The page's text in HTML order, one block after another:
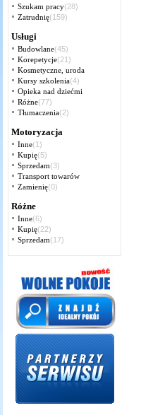
Szukam pracy(28)
Zatrudnię(159)
Usługi
Budowlane(45)
Korepetycje(21)
Kosmetyczne, uroda
Kursy szkolenia(4)
Opieka nad dziećmi
Różne(77)
Tłumaczenia(2)
Motoryzacja
Inne(1)
Kupię(5)
Sprzedam(3)
Transport towarów
Zamienię(0)
Różne
Inne(6)
Kupię(22)
Sprzedam(17)